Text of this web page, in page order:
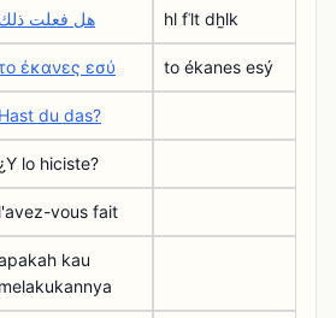
هل فعلت ذلك hl fʿlt dẖlk
έκανες εσύ to ékanes esý
Hast du das?
¿Y lo hiciste?
l'avez-vous fait
kau
melakukannya